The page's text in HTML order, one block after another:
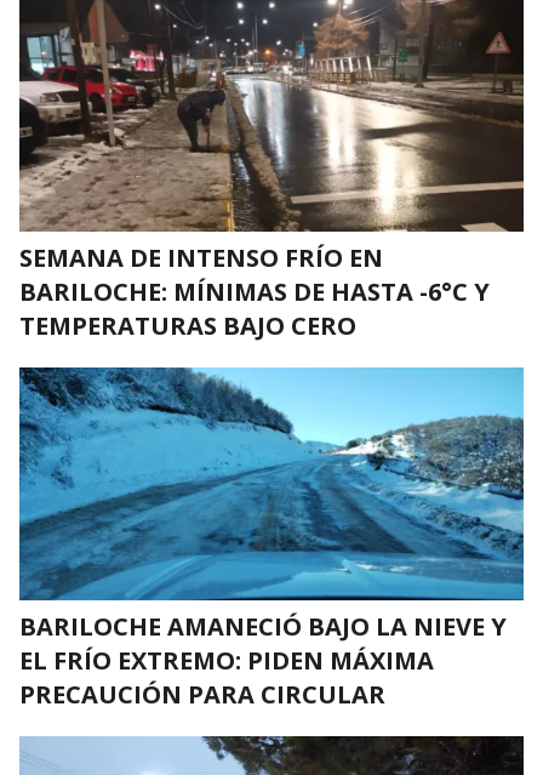
SEMANA DE INTENSO FRÍO EN
BARILOCHE: MÍNIMAS DE HASTA -6°C Y
TEMPERATURAS BAJO CERO
BARILOCHE AMANECIÓ BAJO LA NIEVE Y
EL FRÍO EXTREMO: PIDEN MÁXIMA
PRECAUCIÓN PARA CIRCULAR